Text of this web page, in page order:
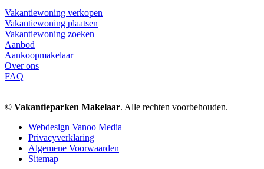
Vakantiewoning verkopen
Vakantiewoning plaatsen
Vakantiewoning zoeken
Aanbod
Aankoopmakelaar
Over ons
FAQ
© Vakantieparken Makelaar. Alle rechten voorbehouden.
Webdesign Vanoo Media
Privacyverklaring
Algemene Voorwaarden
Sitemap